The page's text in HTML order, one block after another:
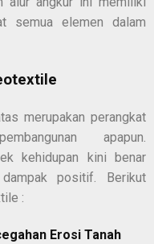
semua elemen dalam
merupakan perangkat
apapun.
kehidupan kini benar
positif. Berikut
:
Erosi Tanah